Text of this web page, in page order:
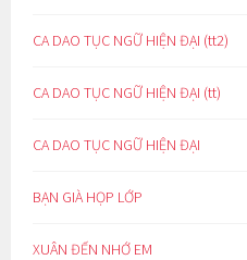
CA DAO TỤC NGỮ HIỆN ĐẠI (tt2)
CA DAO TỤC NGỮ HIỆN ĐẠI (tt)
CA DAO TỤC NGỮ HIỆN ĐẠI
BẠN GIÀ HỌP LỚP
XUÂN ĐẾN NHỚ EM